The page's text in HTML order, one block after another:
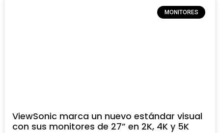
MONITORES
ViewSonic marca un nuevo estándar visual
con sus monitores de 27” en 2K, 4K y 5K